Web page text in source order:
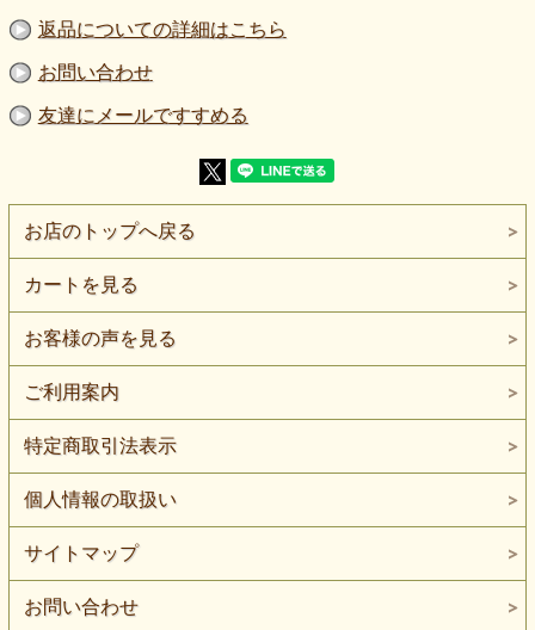
との組み合わせをご検討ください。
【品 番】la800
【商品名】ラメ入りコード花柄ラッセルレース ぼかしプリ
ント 濃いピンク・茶・オレンジ系
【価 格】600円＋消費税（50cm単位・値下げ価格）
【販売単位】50cm単位になります。
【生地の伸び】伸びない
【柄の特徴】コードで縁取った花柄に、濃いピンク・茶・オ
レンジ系のぼかしプリントとラメを重ねています。
【透け感】あり
【ボタン参考】柄サイズ比較用ボタン直径：約2cm
【ネコポス】1.0mまで対応
【ご注意】写真では柄と透け感を見やすくするため、背景に
黒い布を使用しています。黒い部分は本品の地色ではありま
せん。
花の輪郭をコードで立体的に表し、濃いピンク・茶・オレン
ジ系のぼかしプリントとラメのきらめきを重ねたラッセルレ
ースです。
写真では、花柄と透け感を確認しやすくするため、レースの
下に黒い布を敷いて撮影しています。
黒く見える部分は生地の地色ではありません。本品自体は、
暖色系のぼかしプリントが入った透けるレースです。
花柄は平らなプリントだけで表現したものではありません。
返品についての詳細はこちら
お問い合わせ
友達にメールですすめる
お店のトップへ戻る
カートを見る
お客様の声を見る
ご利用案内
特定商取引法表示
個人情報の取扱い
サイトマップ
お問い合わせ